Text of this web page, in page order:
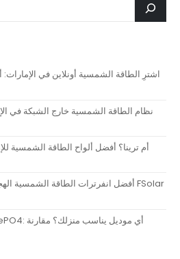
اشترِ الطاقة الشمسية أونلاين في